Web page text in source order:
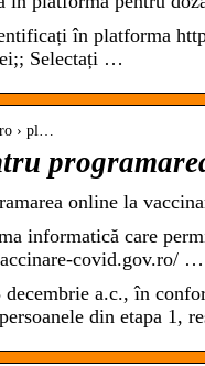
în platforma
Selectați …
› pl…
online la
informatică care
covid.gov.ro/ …
decembrie a.c., în
din etapa 1,